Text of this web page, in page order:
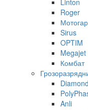
Roger
Sirus
OPTIM
Megajet
Комбат
Diamond
Anli